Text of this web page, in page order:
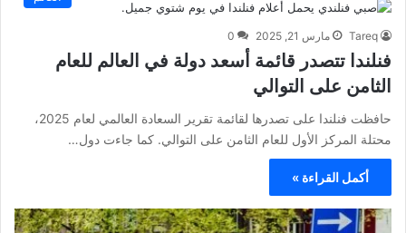
Tareq مارس 21, 2025 0
فنلندا تتصدر قائمة أسعد دولة في العالم للعام
الثامن على التوالي
حافظت فنلندا على تصدرها لقائمة تقرير السعادة العالمي لعام 2025،
محتلة المركز الأول للعام الثامن على التوالي. كما جاءت دول…
أكمل القراءة »